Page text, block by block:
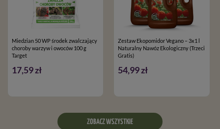
Miedzian 50 WP środek zwalczający
choroby warzyw i owoców 100 g
Target
17,59 zł
Zestaw Ekopomidor Vegano – 3x1 l
Naturalny Nawóz Ekologiczny (Trzeci
Gratis)
54,99 zł
ZOBACZ WSZYSTKIE